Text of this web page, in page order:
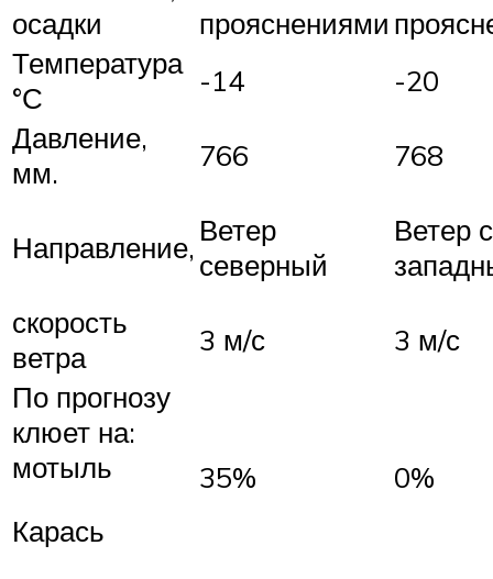
осадки
прояснениями
Температура
°С
-14
-20
Давление,
мм.
766 768
Направление, Ветер
северный
Ветер
скорость
ветра
3 м/с
3 м/с
По прогнозу
клюет на:
мотыль
Карась
35% 0%